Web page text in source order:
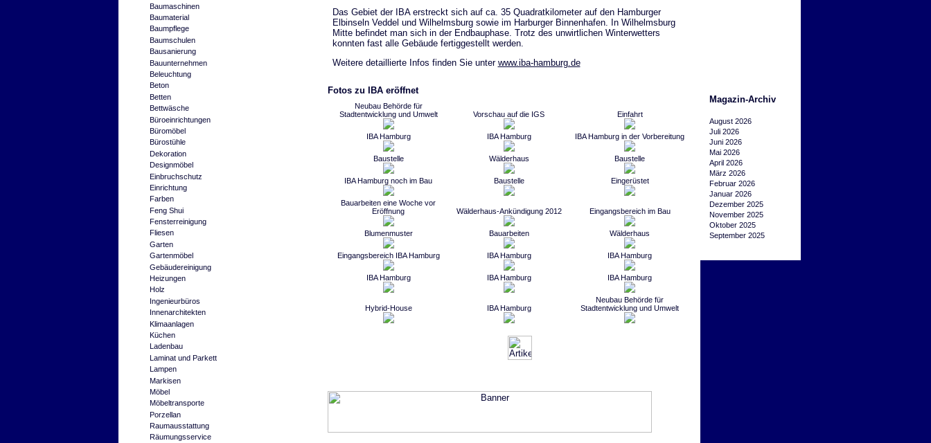
Baumaschinen
Baumaterial
Baumpflege
Baumschulen
Bausanierung
Bauunternehmen
Beleuchtung
Beton
Betten
Bettwäsche
Büroeinrichtungen
Büromöbel
Bürostühle
Dekoration
Designmöbel
Einbruchschutz
Einrichtung
Farben
Feng Shui
Fensterreinigung
Fliesen
Garten
Gartenmöbel
Gebäudereinigung
Heizungen
Holz
Ingenieurbüros
Innenarchitekten
Klimaanlagen
Küchen
Ladenbau
Laminat und Parkett
Lampen
Markisen
Möbel
Möbeltransporte
Porzellan
Raumausstattung
Räumungsservice
Das Gebiet der IBA erstreckt sich auf ca. 35 Quadratkilometer auf den Hamburger
Elbinseln Veddel und Wilhelmsburg sowie im Harburger Binnenhafen. In Wilhelmsburg
Mitte befindet man sich in der Endbauphase. Trotz des unwirtlichen Winterwetters
konnten fast alle Gebäude fertiggestellt werden.
Weitere detaillierte Infos finden Sie unter www.iba-hamburg.de
Fotos zu IBA eröffnet
Neubau Behörde für
Stadtentwicklung und Umwelt
Vorschau auf die IGS Einfahrt
IBA Hamburg IBA Hamburg IBA Hamburg in der Vorbereitung
Baustelle Wälderhaus Baustelle
IBA Hamburg noch im Bau Baustelle Eingerüstet
Bauarbeiten eine Woche vor
Eröffnung
Wälderhaus-Ankündigung 2012 Eingangsbereich im Bau
Blumenmuster Bauarbeiten Wälderhaus
Eingangsbereich IBA Hamburg IBA Hamburg IBA Hamburg
IBA Hamburg IBA Hamburg IBA Hamburg
Hybrid-House IBA Hamburg
Neubau Behörde für
Stadtentwicklung und Umwelt
Magazin-Archiv
August 2026
Juli 2026
Juni 2026
Mai 2026
April 2026
März 2026
Februar 2026
Januar 2026
Dezember 2025
November 2025
Oktober 2025
September 2025